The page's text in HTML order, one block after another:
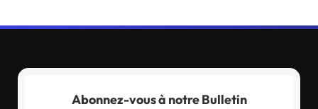
Abonnez-vous à notre Bulletin